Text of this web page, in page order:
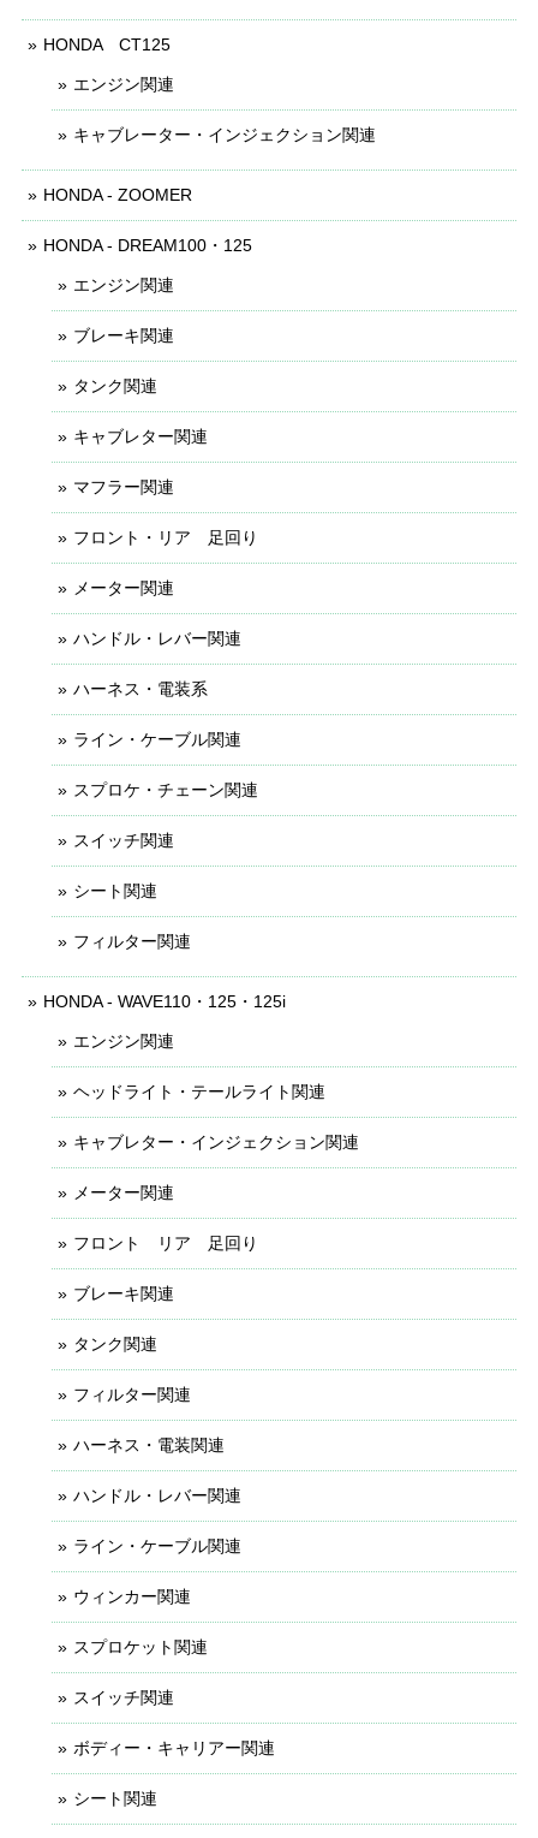
HONDA CT125
エンジン関連
キャブレーター・インジェクション関連
HONDA - ZOOMER
HONDA - DREAM100・125
エンジン関連
ブレーキ関連
タンク関連
キャブレター関連
マフラー関連
フロント・リア 足回り
メーター関連
ハンドル・レバー関連
ハーネス・電装系
ライン・ケーブル関連
スプロケ・チェーン関連
スイッチ関連
シート関連
フィルター関連
HONDA - WAVE110・125・125i
エンジン関連
ヘッドライト・テールライト関連
キャブレター・インジェクション関連
メーター関連
フロント リア 足回り
ブレーキ関連
タンク関連
フィルター関連
ハーネス・電装関連
ハンドル・レバー関連
ライン・ケーブル関連
ウィンカー関連
スプロケット関連
スイッチ関連
ボディー・キャリアー関連
シート関連